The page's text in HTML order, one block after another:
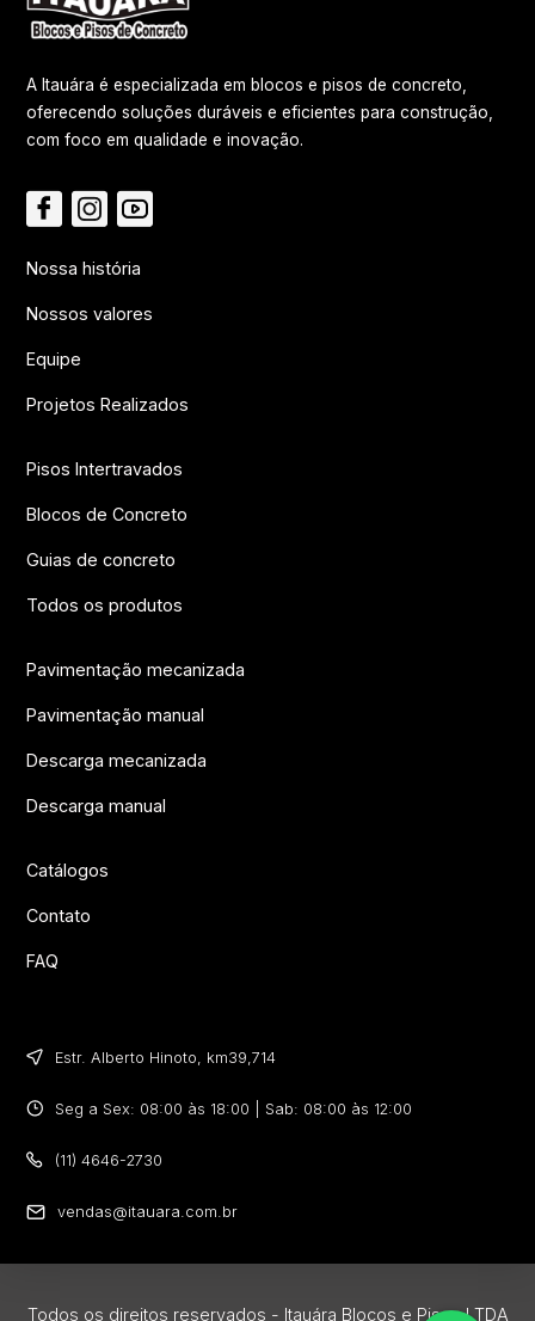
A Itauára é especializada em blocos e pisos de concreto,
oferecendo soluções duráveis e eficientes para construção,
com foco em qualidade e inovação.
Nossa história
Nossos valores
Equipe
Projetos Realizados
Pisos Intertravados
Blocos de Concreto
Guias de concreto
Todos os produtos
Pavimentação mecanizada
Pavimentação manual
Descarga mecanizada
Descarga manual
Catálogos
Contato
FAQ
Estr. Alberto Hinoto, km39,714​
Seg a Sex: 08:00 às 18:00 | Sab: 08:00 às 12:00
(11) 4646-2730
vendas@itauara.com.br
Todos os direitos reservados - Itauára Blocos e Pisos LTDA